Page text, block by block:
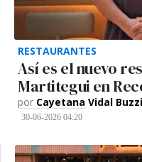
RESTAURANTES
Así es el nuevo
Martitegui en
por Cayetana Vidal Buzzi
30-06-2026 04:20